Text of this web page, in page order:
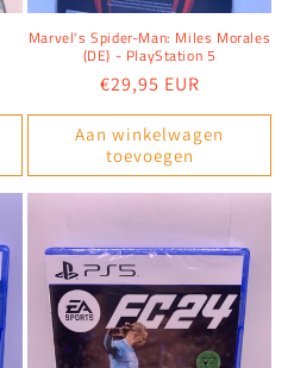
Marvel's Spider-Man: Miles Morales
(DE) - PlayStation 5
Normale
prijs
€29,95 EUR
Aan winkelwagen
toevoegen